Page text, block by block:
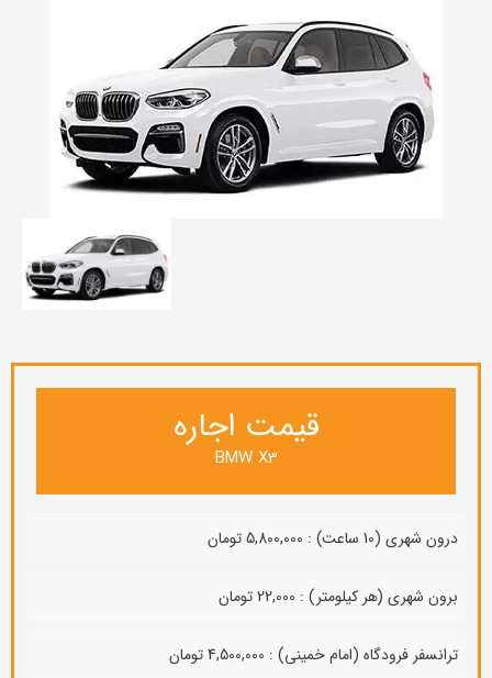
قیمت اجاره
BMW X3
درون شهری (10 ساعت) : 5,800,000 تومان
برون شهری (هر کیلومتر) : 22,000 تومان
ترانسفر فرودگاه (امام خمینی) : 4,500,000 تومان